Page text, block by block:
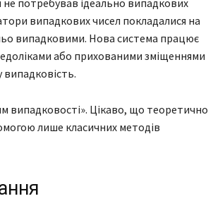
потребував ідеально випадкових
випадкових чисел покладалися на
випадковими. Нова система працює
або прихованими зміщеннями
випадковості». Цікаво, що теоретично
лише класичних методів